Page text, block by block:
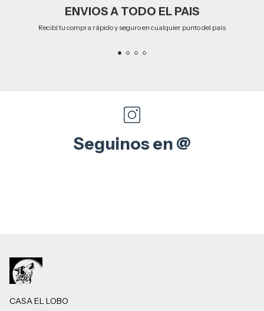
ENVIOS A TODO EL PAIS
Recibí tu compra rápido y seguro en cualquier punto del país
Seguinos en @
CASA EL LOBO